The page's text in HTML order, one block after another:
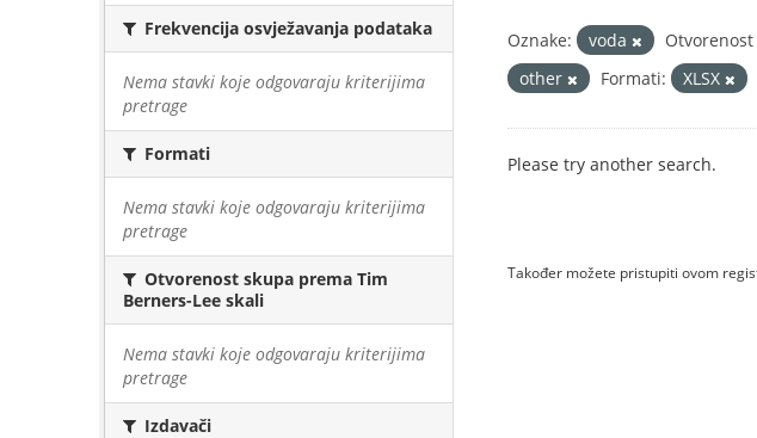
Frekvencija osvježavanja podataka
Nema stavki koje odgovaraju kriterijima
pretrage
Formati
Nema stavki koje odgovaraju kriterijima
pretrage
Otvorenost skupa prema Tim
Berners-Lee skali
Nema stavki koje odgovaraju kriterijima
pretrage
Izdavači
Oznake: voda
other
Formati: XLSX
Please try another search.
Također možete pristupiti ovom